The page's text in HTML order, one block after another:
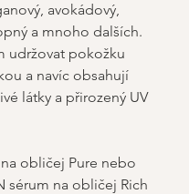
avokádový,
a mnoho dalších.
udržovat pokožku
a navíc obsahují
látky a přirozený UV
obličej Pure nebo
sérum na obličej Rich